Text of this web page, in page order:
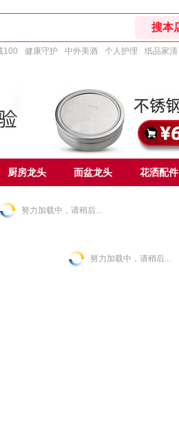
100 健康守护 中外美酒 个人护理 纸品家清
厨房龙头 面盆龙头 花洒配件
努力加载中，请稍后...
努力加载中，请稍后...